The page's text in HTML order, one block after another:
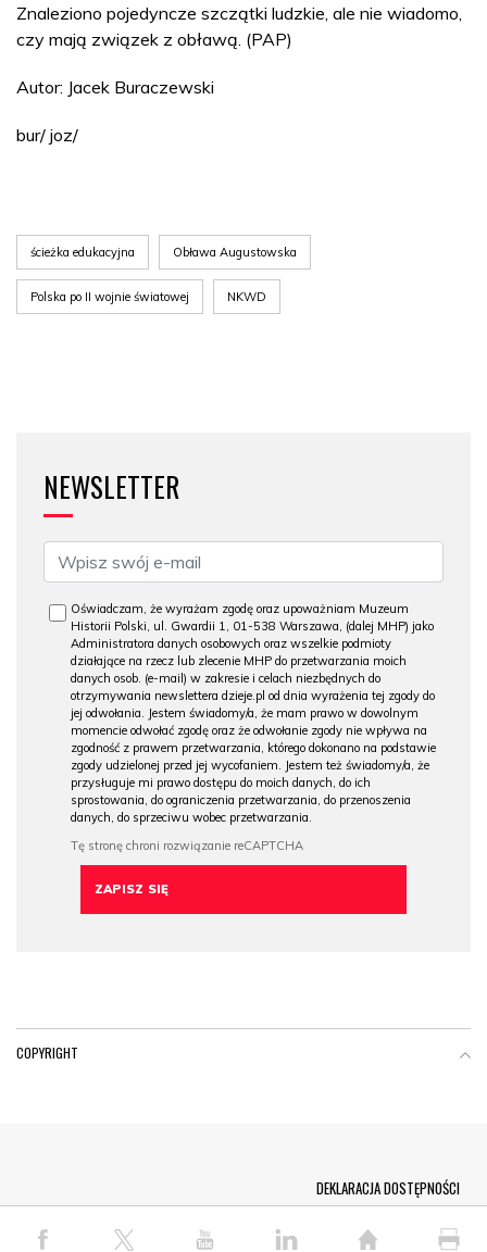
Znaleziono pojedyncze szczątki ludzkie, ale nie wiadomo,
czy mają związek z obławą. (PAP)
Autor: Jacek Buraczewski
bur/ joz/
ścieżka edukacyjna Obława Augustowska
Polska po II wojnie światowej NKWD
NEWSLETTER
Oświadczam, że wyrażam zgodę oraz upoważniam Muzeum
Historii Polski, ul. Gwardii 1, 01-538 Warszawa, (dalej MHP) jako
Administratora danych osobowych oraz wszelkie podmioty
działające na rzecz lub zlecenie MHP do przetwarzania moich
danych osob. (e-mail) w zakresie i celach niezbędnych do
otrzymywania newslettera dzieje.pl od dnia wyrażenia tej zgody do
jej odwołania. Jestem świadomy/a, że mam prawo w dowolnym
momencie odwołać zgodę oraz że odwołanie zgody nie wpływa na
zgodność z prawem przetwarzania, którego dokonano na podstawie
zgody udzielonej przed jej wycofaniem. Jestem też świadomy/a, że
przysługuje mi prawo dostępu do moich danych, do ich
sprostowania, do ograniczenia przetwarzania, do przenoszenia
danych, do sprzeciwu wobec przetwarzania.
COPYRIGHT
© COPYRIGHT PAP 2026
DEKLARACJA DOSTĘPNOŚCI